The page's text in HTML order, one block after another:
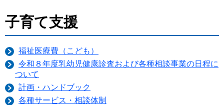
子育て支援
福祉医療費（こども）
令和８年度乳幼児健康診査および各種相談事業の日程に
ついて
計画・ハンドブック
各種サービス・相談体制